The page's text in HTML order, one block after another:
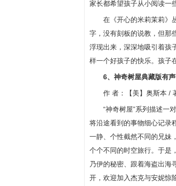
家长都希望孩子从小阅读一
在《开心的米莉茉莉》
字，没有刻板的说教，但那
浮现出来，深深地吸引着孩
样一个好孩子的快乐。孩子
6、神奇树屋典藏版有
作 者：【美】奥斯本 /
“神奇树屋”系列描述一
将沿途看到的事物细心记录
一静、个性截然不同的兄妹
个个不同的时空旅行。于是
乃伊的秘密、跟着海盗出
开，欢迎加入杰克与安妮惊